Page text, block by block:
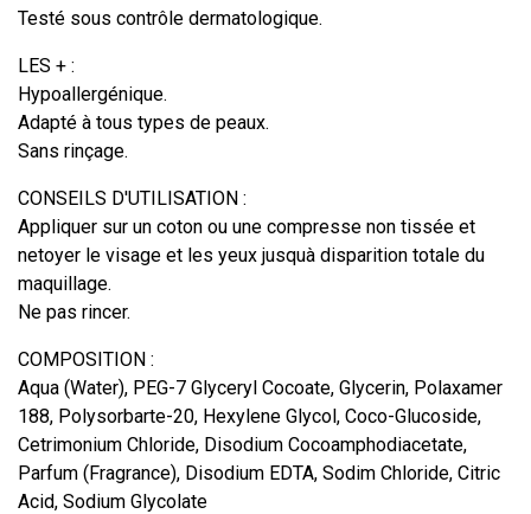
Testé sous contrôle dermatologique.
LES + :
Hypoallergénique.
Adapté à tous types de peaux.
Sans rinçage.
CONSEILS D'UTILISATION :
Appliquer sur un coton ou une compresse non tissée et
netoyer le visage et les yeux jusquà disparition totale du
maquillage.
Ne pas rincer.
COMPOSITION :
Aqua (Water), PEG-7 Glyceryl Cocoate, Glycerin, Polaxamer
188, Polysorbarte-20, Hexylene Glycol, Coco-Glucoside,
Cetrimonium Chloride, Disodium Cocoamphodiacetate,
Parfum (Fragrance), Disodium EDTA, Sodim Chloride, Citric
Acid, Sodium Glycolate